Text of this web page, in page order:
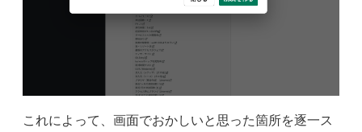
これによって、画面でおかしいと思った箇所を逐一ス